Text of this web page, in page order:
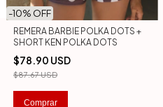
-10% OFF
REMERA BARBIE POLKA DOTS +
SHORT KEN POLKA DOTS
$78.90 USD
$87.67 USD
Comprar